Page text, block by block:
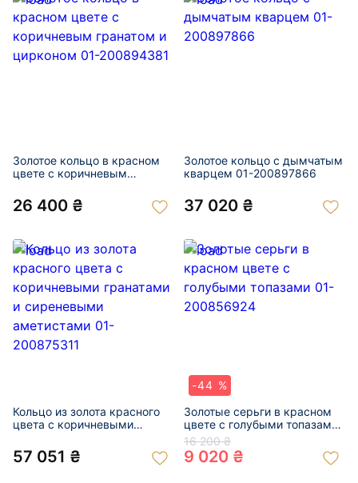
Золотое кольцо в красном
цвете с коричневым
200894381
26 400 ₴
Золотое кольцо с дымчатым
кварцем 01-200897866
37 020 ₴
Кольцо из золота красного
цвета с коричневыми
аметистами 01-200875311
57 051 ₴
-44 %
Золотые серьги в красном
цвете с голубыми топазами
01-200856924
16 200 ₴
9 020 ₴